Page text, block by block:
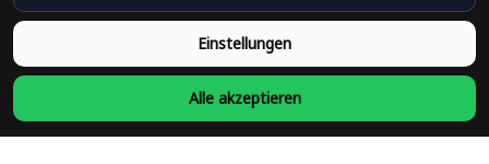
Rückerstattungsrichtlinie
Rückgabepolitik
Einstellungen
Alle akzeptieren